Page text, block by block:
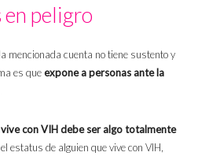
en peligro
mencionada cuenta no tiene sustento y
es queexpone a personas ante la
con VIH debe ser algo totalmente
estatus de alguien que vive con VIH,